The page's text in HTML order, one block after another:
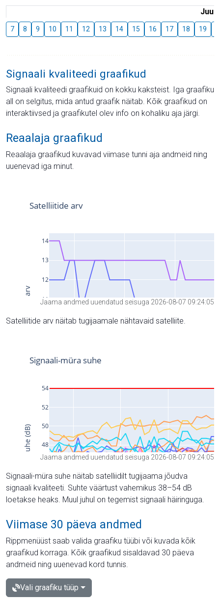
Juuli
7 8 9 10 11 12 13 14 15 16 17 18 19
Signaali kvaliteedi graafikud
Signaali kvaliteedi graafikuid on kokku kaksteist. Iga graafiku
all on selgitus, mida antud graafik näitab. Kõik graafikud on
interaktiivsed ja graafikutel olev info on kohaliku aja järgi.
Reaalaja graafikud
Reaalaja graafikud kuvavad viimase tunni aja andmeid ning
uuenevad iga minut.
Jaama andmed uuendatud seisuga 2026-08-07 09:24:05
Satelliitide arv näitab tugijaamale nähtavaid satelliite.
Jaama andmed uuendatud seisuga 2026-08-07 09:24:05
Signaali-müra suhe näitab satelliidilt tugijaama jõudva
signaali kvaliteeti. Suhte väärtust vahemikus 38–54 dB
loetakse heaks. Muul juhul on tegemist signaali häiringuga.
Viimase 30 päeva andmed
Rippmenüüst saab valida graafiku tüübi või kuvada kõik
graafikud korraga. Kõik graafikud sisaldavad 30 päeva
andmeid ning uuenevad kord tunnis.
Vali graafiku tüüp